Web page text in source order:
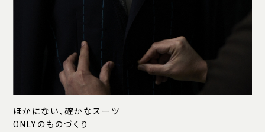
ほかにない、確かなスーツ
ONLYのものづくり